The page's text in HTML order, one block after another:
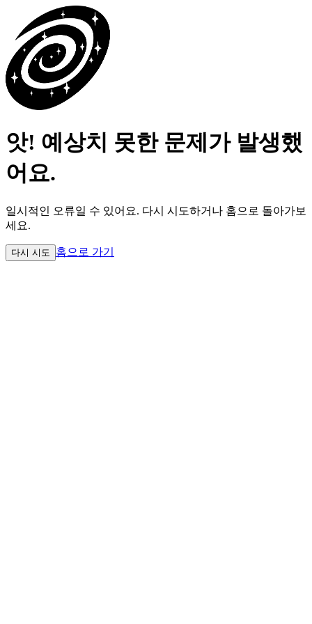
앗! 예상치 못한 문제가 발생했
어요.
일시적인 오류일 수 있어요. 다시 시도하거나 홈으로 돌아가보
세요.
다시 시도 홈으로 가기